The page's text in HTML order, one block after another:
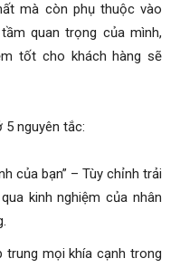
mà còn phụ thuộc vào
quan trọng của mình,
tốt cho khách hàng sẽ
5 nguyên tắc:
của bạn” – Tùy chỉnh trải
kinh nghiệm của nhân
trung mọi khía cạnh trong